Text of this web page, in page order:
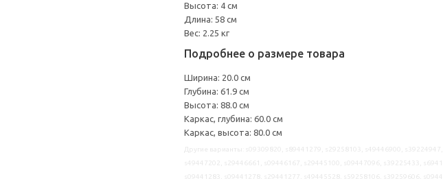
Высота: 4 см
Длина: 58 см
Вес: 2.25 кг
Подробнее о размере товара
Ширина: 20.0 см
Глубина: 61.9 см
Высота: 88.0 см
Каркас, глубина: 60.0 см
Каркас, высота: 80.0 см